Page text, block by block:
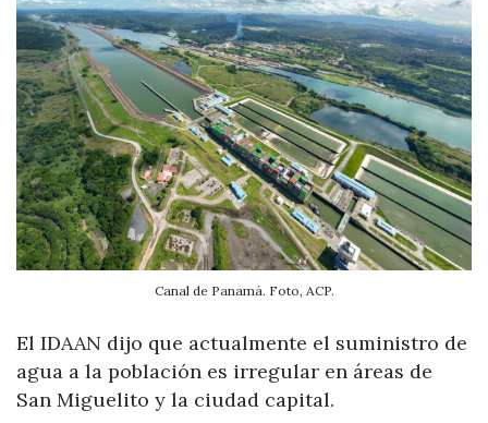
Canal de Panamá. Foto, ACP.
El IDAAN dijo que actualmente el suministro de
agua a la población es irregular en áreas de
San Miguelito y la ciudad capital.